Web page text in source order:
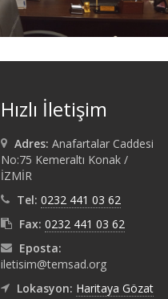
Hızlı İletişim
Adres: Anafartalar Caddesi
No:75 Kemeraltı Konak /
İZMİR
Tel: 0232 441 03 62
Fax: 0232 441 03 62
Eposta:
iletisim@temsad.org
Lokasyon: Haritaya Gözat